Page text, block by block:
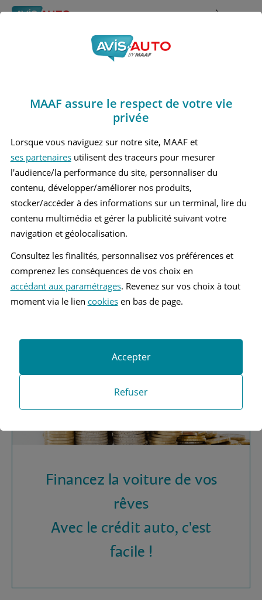
Rechercher À propos
Obtenir un devis d'assurance auto MAAF
Avis Lancia Voyager
LANCIA VOYAGER 1 MONOSPACE
Vous recherchez une
assurance automobile ?
Obtenez vos devis MAAF
Financez la voiture de vos
rêves
Avec le crédit auto, c'est
facile !
MAAF assure le respect de votre vie
privée
Lorsque vous naviguez sur notre site, MAAF et
ses partenairesutilisent des traceurs pour mesurer
l'audience/la performance du site, personnaliser du
contenu, développer/améliorer nos produits,
stocker/accéder à des informations sur un terminal, lire du
contenu multimédia et gérer la publicité suivant votre
navigation et géolocalisation.
Consultez les finalités, personnalisez vos préférences et
comprenez les conséquences de vos choix en
accédant aux paramétrages. Revenez sur vos choix à tout
moment via le lien cookiesen bas de page.
Refuser
Accepter